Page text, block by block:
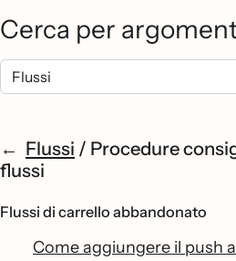
Cerca per
Flussi / Procedure
flussi
Flussi di carrello abbandonato
Come aggiungere il push